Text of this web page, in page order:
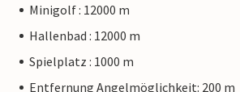
Minigolf : 12000 m
Hallenbad : 12000 m
Spielplatz : 1000 m
Entfernung Angelmöglichkeit: 200 m